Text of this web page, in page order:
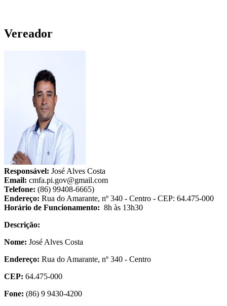
Vereador
Responsável: José Alves Costa
Email: cmfa.pi.gov@gmail.com
Telefone: (86) 99408-6665)
Endereço: Rua do Amarante, nº 340 - Centro - CEP: 64.475-000
Horário de Funcionamento: 8h às 13h30
Descrição:
Nome: José Alves Costa
Endereço: Rua do Amarante, nº 340 - Centro
CEP: 64.475-000
Fone: (86) 9 9430-4200